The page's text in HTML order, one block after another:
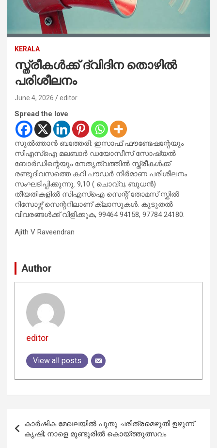
KERALA
സ്ത്രീകൾക്ക് ദ്വിദിന തൊഴിൽ
പരിശീലനം
June 4, 2026 editor
Spread the love
സുൽത്താൻ ബത്തേരി: ഇസാഫ് ഫൗണ്ടേഷന്റേയും
സിഎസ്‌ഐ മലബാർ ഡയോസീസ് സോഷ്യൽ
ബോർഡിന്റെയും നേതൃത്വത്തിൽ സ്ത്രീകൾക്ക്
രണ്ടുദിവസത്തെ കറി പൗഡർ നിർമാണ പരിശീലനം
സംഘടിപ്പിക്കുന്നു. 9,10 ( ചൊവ്വ, ബുധൻ)
തീയതികളിൽ സിഎസ്‌ഐ സെന്റ് തോമസ് സ്കിൽ
റിസോഴ്സ് സെന്ററിലാണ് ക്ലാസുകൾ. കൂടുതൽ
വിവരങ്ങൾക്ക് വിളിക്കുക, 99464 94158, 97784 24180.
Ajith V Raveendran
Author
editor
View all posts
navigation
കാർഷിക മേഖലയിൽ പുതു ചരിത്രമെഴുതി ഉഴുന്ന്
കൃഷി; നാളെ മുണ്ടൂരിൽ കൊയ്ത്തുത്സവം